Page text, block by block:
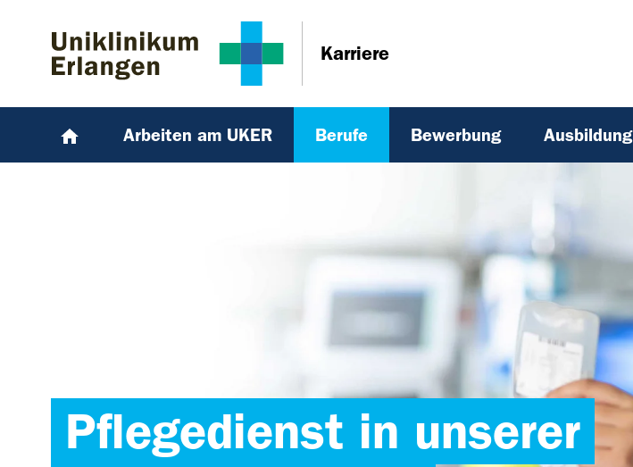
Karriere
Arbeiten am UKER Berufe Bewerbung Ausbildung
Pflegedienst in unserer